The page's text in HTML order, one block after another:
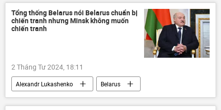
Chính trị
Thế giới khủng bố
Tổng thống Belarus nói Belarus chuẩn bị
chiến tranh nhưng Minsk không muốn
chiến tranh
2 Tháng Tư 2024, 18:11
Alexandr Lukashenko
Belarus
Thế giới
Chính trị